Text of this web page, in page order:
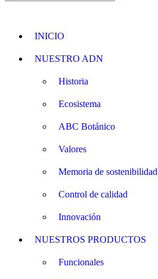
INICIO
NUESTRO ADN
Historia
Ecosistema
ABC Botánico
Valores
Memoria de sostenibilidad
Control de calidad
Innovación
NUESTROS PRODUCTOS
Funcionales